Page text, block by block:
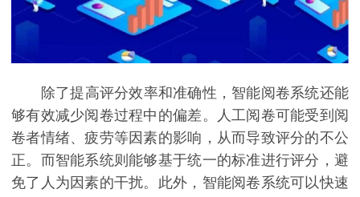
除了提高评分效率和准确性，智能阅卷系统还能
够有效减少阅卷过程中的偏差。人工阅卷可能受到阅
卷者情绪、疲劳等因素的影响，从而导致评分的不公
正。而智能系统则能够基于统一的标准进行评分，避
免了人为因素的干扰。此外，智能阅卷系统可以快速